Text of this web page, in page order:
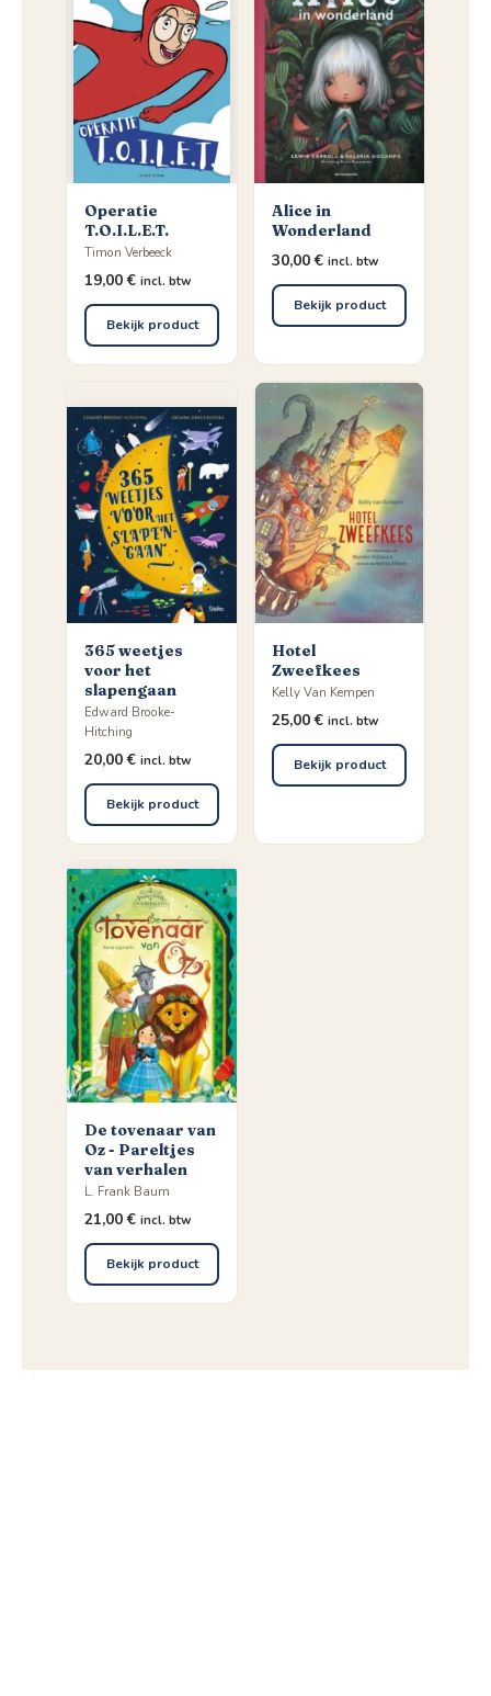
Operatie
T.O.I.L.E.T.
Timon Verbeeck
19,00€ incl. btw
Bekijk product
Alice in
Wonderland
30,00€ incl. btw
Bekijk product
365 weetjes
voor het
slapengaan
Edward Brooke-
Hitching
20,00€ incl. btw
Bekijk product
Hotel
Zweefkees
Kelly Van Kempen
25,00€ incl. btw
Bekijk product
De tovenaar van
Oz - Pareltjes
van verhalen
L. Frank Baum
21,00€ incl. btw
Bekijk product